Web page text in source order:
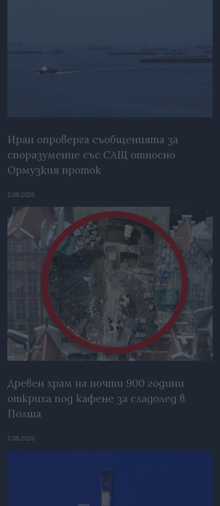
Иран опроверга съобщенията за
споразумение със САЩ относно
Ормузкия проток
2.08.2026
Древен храм на почти 900 години
откриха под кафене за сладолед в
Полша
7.08.2026